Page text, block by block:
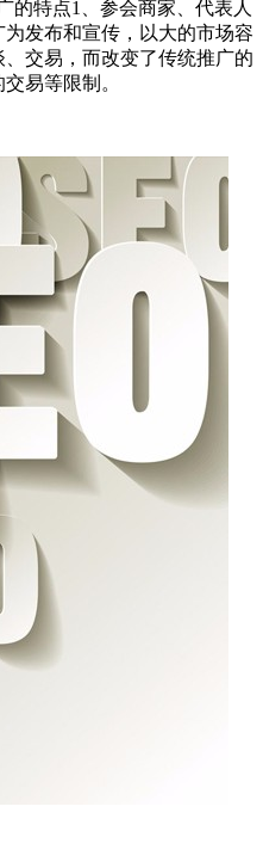
的特点1、参会商家、代表人
发布和宣传，以大的市场容
交易，而改变了传统推广的
易等限制。